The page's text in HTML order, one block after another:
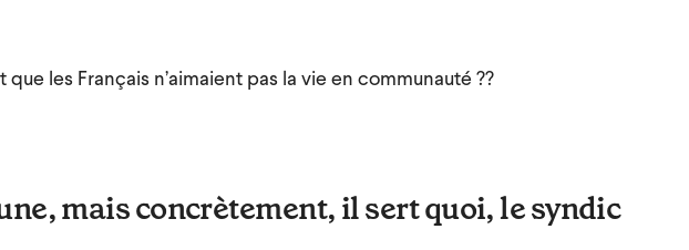
que les Français n’aimaient pas la vie en communauté ??
mais concrètement, il sert quoi, le syndic